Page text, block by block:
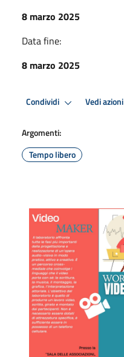
8 marzo 2025
Data fine:
8 marzo 2025
Condividi Vedi azioni
Argomenti:
Tempo libero